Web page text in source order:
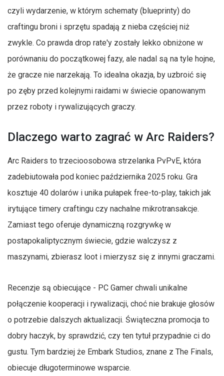
czyli wydarzenie, w którym schematy (blueprinty) do
craftingu broni i sprzętu spadają z nieba częściej niż
zwykle. Co prawda drop rate'y zostały lekko obniżone w
porównaniu do początkowej fazy, ale nadal są na tyle hojne,
że gracze nie narzekają. To idealna okazja, by uzbroić się
po zęby przed kolejnymi raidami w świecie opanowanym
przez roboty i rywalizujących graczy.
Dlaczego warto zagrać w Arc Raiders?
Arc Raiders to trzecioosobowa strzelanka PvPvE, która
zadebiutowała pod koniec października 2025 roku. Gra
kosztuje 40 dolarów i unika pułapek free-to-play, takich jak
irytujące timery craftingu czy nachalne mikrotransakcje.
Zamiast tego oferuje dynamiczną rozgrywkę w
postapokaliptycznym świecie, gdzie walczysz z
maszynami, zbierasz loot i mierzysz się z innymi graczami.
Recenzje są obiecujące - PC Gamer chwali unikalne
połączenie kooperacji i rywalizacji, choć nie brakuje głosów
o potrzebie dalszych aktualizacji. Świąteczna promocja to
dobry haczyk, by sprawdzić, czy ten tytuł przypadnie ci do
gustu. Tym bardziej że Embark Studios, znane z The Finals,
obiecuje długoterminowe wsparcie.